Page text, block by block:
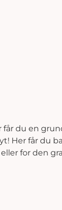
får du en
Her får du
for den